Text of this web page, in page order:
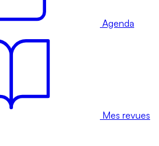
Agenda
Mes revues